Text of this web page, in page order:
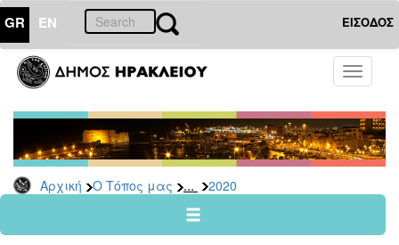
GR EN ΕΙΣΟΔΟΣ
Toggle
Αρχική Ο Τόπος μας ... 2020
ΤΟΠΟΣ
ΜΑΣ
Ανακοινώσεις
Αρχείο
2026
2024